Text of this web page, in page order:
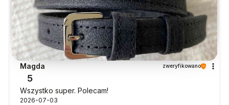
Magda zweryfikowano
5
Wszystko super. Polecam!
2026-07-03